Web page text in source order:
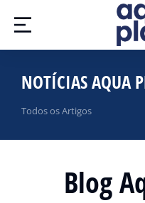
NOTÍCIAS AQUA
Todos os Artigos
Blog